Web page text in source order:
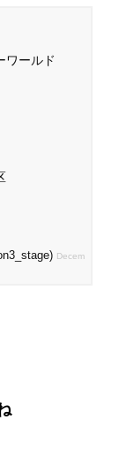
ワールド
Decem